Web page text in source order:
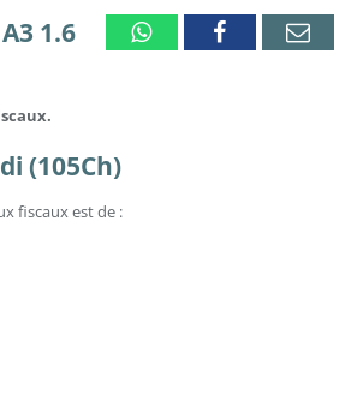
WhatsappFacebookEmail
1.6
(105Ch)
fiscaux est de :